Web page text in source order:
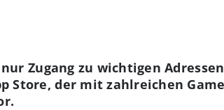
Zugang zu wichtigen
Store, der mit zahlreichen